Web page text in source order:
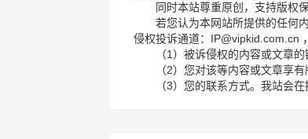
同时本站尊重原创，支持版权
若您认为本网站所提供的任何
侵权投诉通道：IP@vipkid.com.cn
（1）被诉侵权的内容或文章的
（2）您对该等内容或文章享有
（3）您的联系方式。我站会